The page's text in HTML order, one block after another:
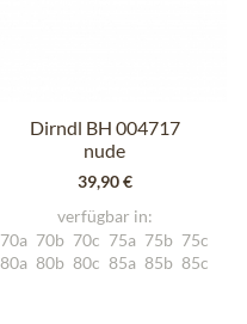
Dirndl BH 004717
nude
39,90 €
verfügbar in:
70a 70b 70c 75a 75b 75c
80a 80b 80c 85a 85b 85c